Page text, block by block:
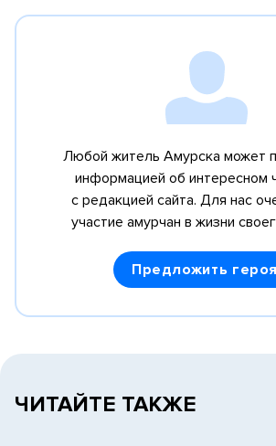
Любой житель Амурска может
информацией об интересном
с редакцией сайта. Для нас
участие амурчан в жизни
Предложить героя
ЧИТАЙТЕ ТАКЖЕ